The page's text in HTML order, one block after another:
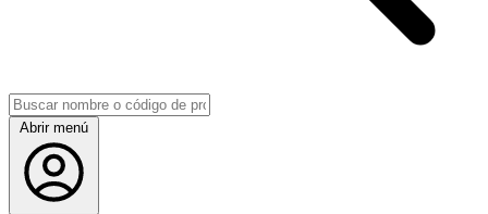
Abrir menú